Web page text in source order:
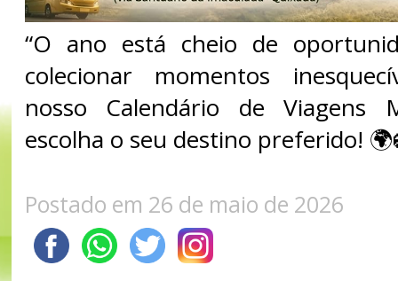
“O ano está cheio de
colecionar momentos
nosso Calendário de Viagens
escolha o seu destino preferido!
Postado em 26 de maio de 2026